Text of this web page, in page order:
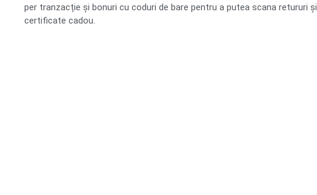
per tranzacție și bonuri cu coduri de bare pentru a putea scana retururi și
certificate cadou.